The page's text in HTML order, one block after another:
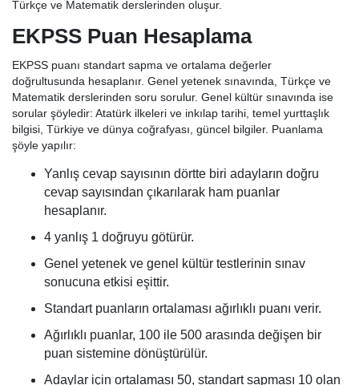
Türkçe ve Matematik derslerinden oluşur.
EKPSS Puan Hesaplama
EKPSS puanı standart sapma ve ortalama değerler
doğrultusunda hesaplanır. Genel yetenek sınavında, Türkçe ve
Matematik derslerinden soru sorulur. Genel kültür sınavında ise
sorular şöyledir: Atatürk ilkeleri ve inkılap tarihi, temel yurttaşlık
bilgisi, Türkiye ve dünya coğrafyası, güncel bilgiler. Puanlama
şöyle yapılır:
Yanlış cevap sayısının dörtte biri adayların doğru
cevap sayısından çıkarılarak ham puanlar
hesaplanır.
4 yanlış 1 doğruyu götürür.
Genel yetenek ve genel kültür testlerinin sınav
sonucuna etkisi eşittir.
Standart puanların ortalaması ağırlıklı puanı verir.
Ağırlıklı puanlar, 100 ile 500 arasında değişen bir
puan sistemine dönüştürülür.
Adaylar için ortalaması 50, standart sapması 10 olan